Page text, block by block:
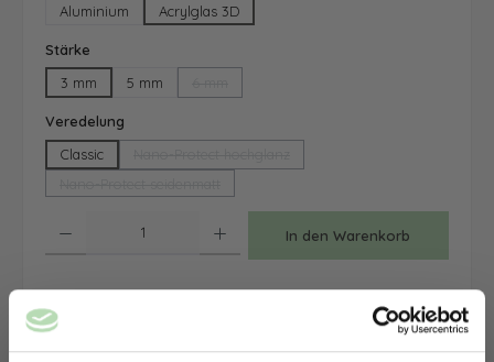
Aluminium
Acrylglas 3D
Stärke
3 mm
5 mm
Veredelung
Classic
(Diese Option ist zurzeit nicht verfügbar.)
In den Warenkorb
Lieferzeit: